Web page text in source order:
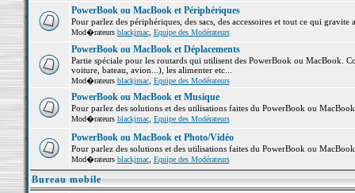
PowerBook ou MacBook et Périphériques
Pour parlez des périphériques, des sacs, des accessoires et tout ce qui
Mod�rateurs blackjmac, Equipe des Modérateurs
PowerBook ou MacBook et Déplacements
Partie spéciale pour les routards qui utilisent des PowerBook ou MacBook.
voiture, bateau, avion...), les alimenter etc...
Mod�rateurs blackjmac, Equipe des Modérateurs
PowerBook ou MacBook et Musique
Pour parlez des solutions et des utilisations faites du PowerBook ou
Mod�rateurs blackjmac, Equipe des Modérateurs
PowerBook ou MacBook et Photo/Vidéo
Pour parlez des solutions et des utilisations faites du PowerBook ou
Mod�rateurs blackjmac, Equipe des Modérateurs
Bureau mobile